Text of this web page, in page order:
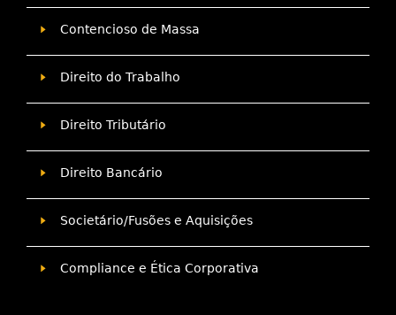
Contencioso de Massa
Direito do Trabalho
Direito Tributário
Direito Bancário
Societário/Fusões e Aquisições
Compliance e Ética Corporativa